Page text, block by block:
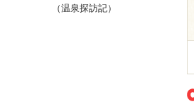
（温泉探訪記）